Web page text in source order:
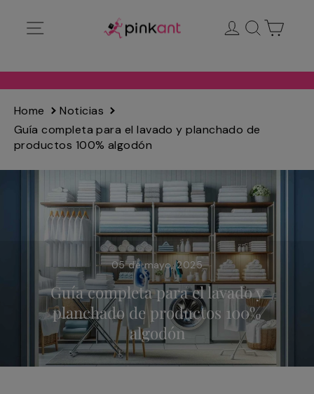
directamente
Ingresar
Buscar
Home
Noticias
Guía completa para el lavado y planchado de
productos 100% algodón
05 de mayo, 2025
Guía completa para el lavado y
planchado de productos 100%
algodón